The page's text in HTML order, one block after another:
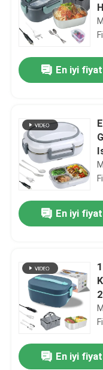
En iyi fiyat
En iyi fiyat
En iyi fiyat